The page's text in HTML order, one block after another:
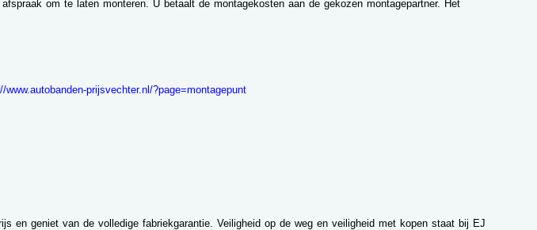
om te laten monteren. U betaalt de montagekosten aan de gekozen montagepartner. Het
www.autobanden-prijsvechter.nl/?page=montagepunt
en geniet van de volledige fabriekgarantie. Veiligheid op de weg en veiligheid met kopen staat bij EJ